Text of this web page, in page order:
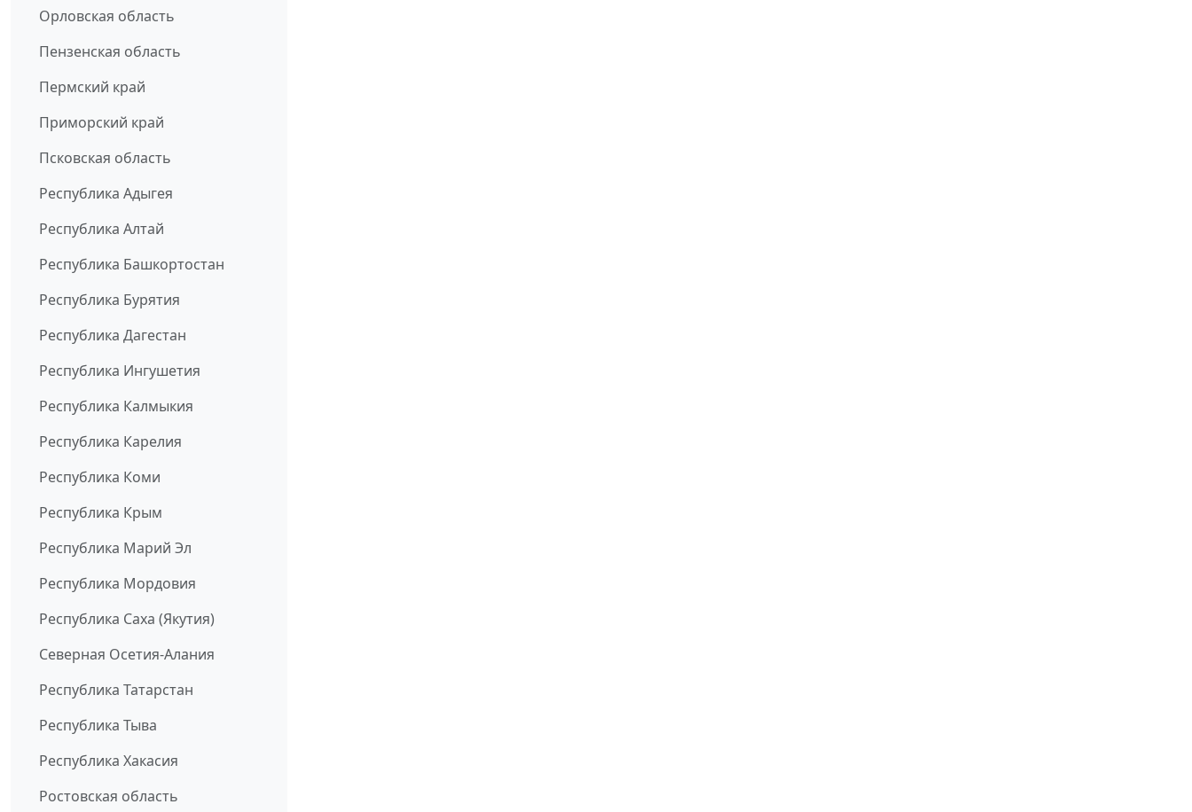
Орловская область
Пензенская область
Пермский край
Приморский край
Псковская область
Республика Адыгея
Республика Алтай
Республика Башкортостан
Республика Бурятия
Республика Дагестан
Республика Ингушетия
Республика Калмыкия
Республика Карелия
Республика Коми
Республика Крым
Республика Марий Эл
Республика Мордовия
Республика Саха (Якутия)
Северная Осетия-Алания
Республика Татарстан
Республика Тыва
Республика Хакасия
Ростовская область